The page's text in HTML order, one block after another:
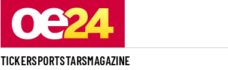
TICKERSPORTSTARSMAGAZINE